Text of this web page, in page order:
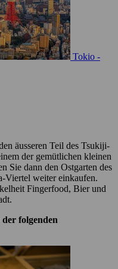
Tokio -
äusseren Teil des Tsukiji-
der gemütlichen kleinen
Sie dann den Ostgarten des
Viertel weiter einkaufen.
Fingerfood, Bier und
folgenden